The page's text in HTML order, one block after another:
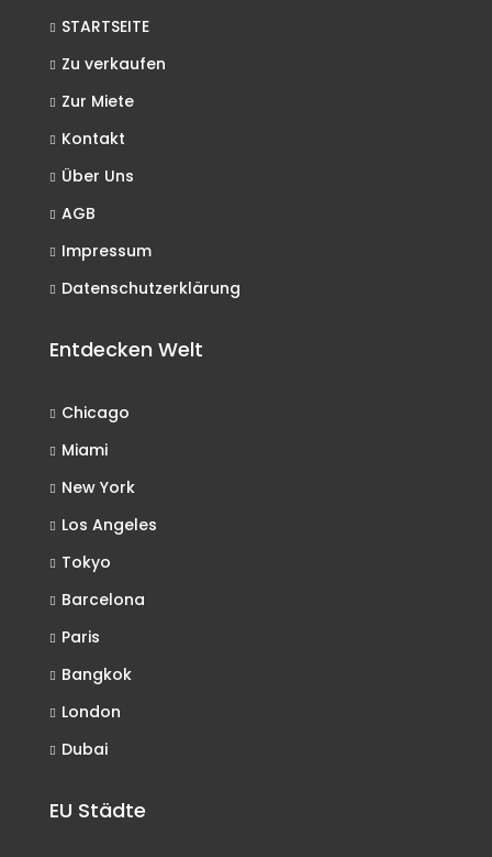
STARTSEITE
Zu verkaufen
Zur Miete
Kontakt
Über Uns
AGB
Impressum
Datenschutzerklärung
Entdecken Welt
Chicago
Miami
New York
Los Angeles
Tokyo
Barcelona
Paris
Bangkok
London
Dubai
EU Städte